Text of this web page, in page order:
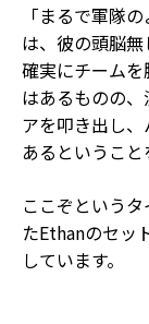
「まるで軍隊
は、彼の頭脳無
確実にチーム
はあるものの
アを叩き出し
あるということ
ここぞという
たEthanのセッ
しています。